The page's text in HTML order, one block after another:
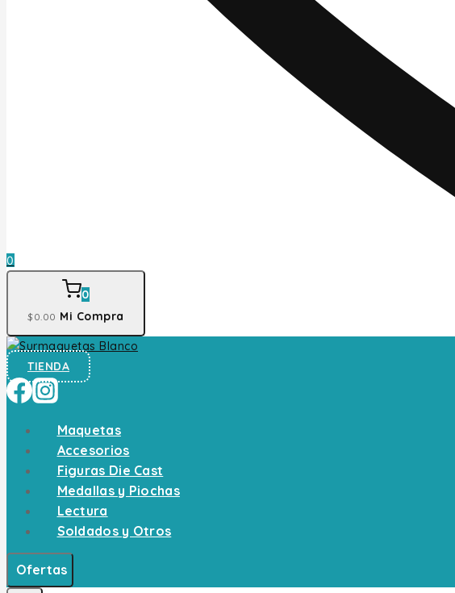
0
0
$0 .00 Mi Compra
TIENDA
Maquetas
Accesorios
Figuras Die Cast
Medallas y Piochas
Lectura
Soldados y Otros
Ofertas